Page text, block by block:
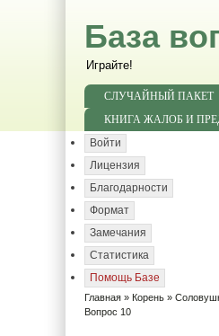
База
Играйте!
СЛУЧАЙНЫЙ ПАКЕТ
КНИГА ЖАЛОБ И
Войти
Лицензия
Благодарности
Формат
Замечания
Статистика
Помощь Базе
Главная » Корень »
Вопрос 10